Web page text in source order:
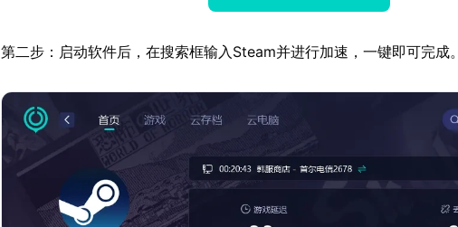
第二步：启动软件后，在搜索框输入Steam并进行加速，一键即可完成。